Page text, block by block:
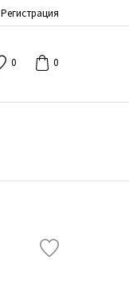
Регистрация
0 0